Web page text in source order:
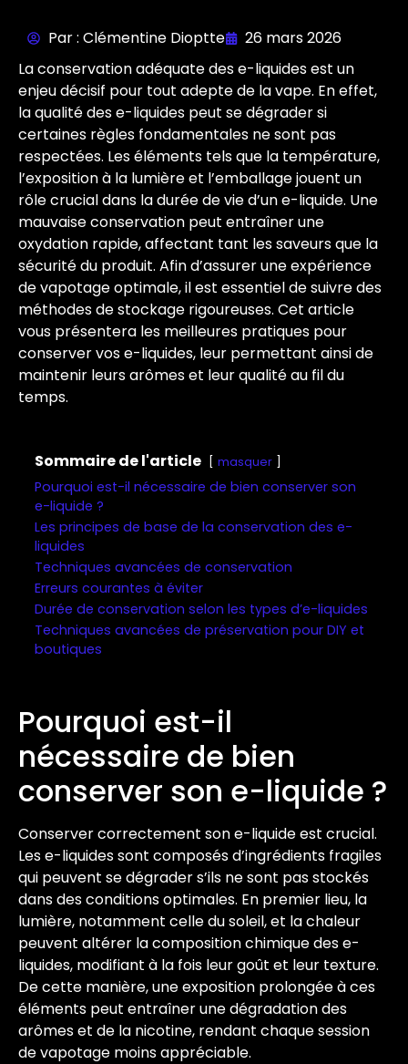
Par : Clémentine Dioptte
26 mars 2026
La conservation adéquate des e-liquides est un
enjeu décisif pour tout adepte de la vape. En effet,
la qualité des e-liquides peut se dégrader si
certaines règles fondamentales ne sont pas
respectées. Les éléments tels que la température,
l’exposition à la lumière et l’emballage jouent un
rôle crucial dans la durée de vie d’un e-liquide. Une
mauvaise conservation peut entraîner une
oxydation rapide, affectant tant les saveurs que la
sécurité du produit. Afin d’assurer une expérience
de vapotage optimale, il est essentiel de suivre des
méthodes de stockage rigoureuses. Cet article
vous présentera les meilleures pratiques pour
conserver vos e-liquides, leur permettant ainsi de
maintenir leurs arômes et leur qualité au fil du
temps.
Sommaire de l'article masquer
Pourquoi est-il nécessaire de bien conserver son
e-liquide ?
Les principes de base de la conservation des e-
liquides
Techniques avancées de conservation
Erreurs courantes à éviter
Durée de conservation selon les types d’e-liquides
Techniques avancées de préservation pour DIY et
boutiques
Pourquoi est-il
nécessaire de bien
conserver son e-liquide ?
Conserver correctement son e-liquide est crucial.
Les e-liquides sont composés d’ingrédients fragiles
qui peuvent se dégrader s’ils ne sont pas stockés
dans des conditions optimales. En premier lieu, la
lumière, notamment celle du soleil, et la chaleur
peuvent altérer la composition chimique des e-
liquides, modifiant à la fois leur goût et leur texture.
De cette manière, une exposition prolongée à ces
éléments peut entraîner une dégradation des
arômes et de la nicotine, rendant chaque session
de vapotage moins appréciable.